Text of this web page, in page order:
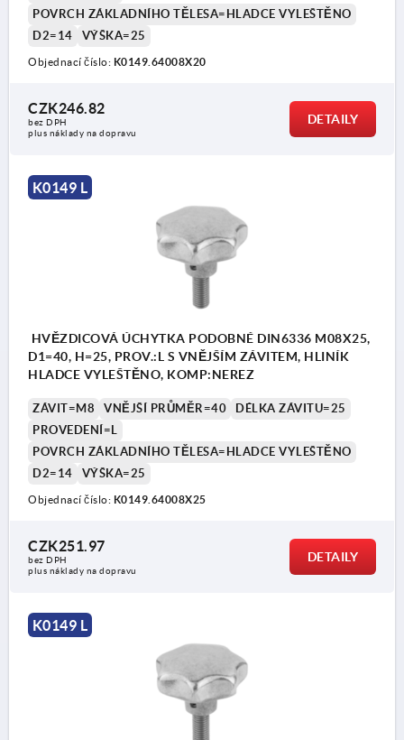
POVRCH ZÁKLADNÍHO TĚLESA=HLADCE VYLEŠTĚNO
D2=14
VÝŠKA=25
Objednací číslo: K0149.64008X20
CZK246.82
bez DPH
plus náklady na dopravu
DETAILY
K0149 L
HVĚZDICOVÁ ÚCHYTKA PODOBNÉ DIN6336 M08X25,
D1=40, H=25, PROV.:L S VNĚJŠÍM ZÁVITEM, HLINÍK
HLADCE VYLEŠTĚNO, KOMP:NEREZ
ZÁVIT=M8 VNĚJŠÍ PRŮMĚR=40
DÉLKA ZÁVITU=25
PROVEDENÍ=L
POVRCH ZÁKLADNÍHO TĚLESA=HLADCE VYLEŠTĚNO
D2=14
VÝŠKA=25
Objednací číslo: K0149.64008X25
CZK251.97
bez DPH
plus náklady na dopravu
DETAILY
K0149 L